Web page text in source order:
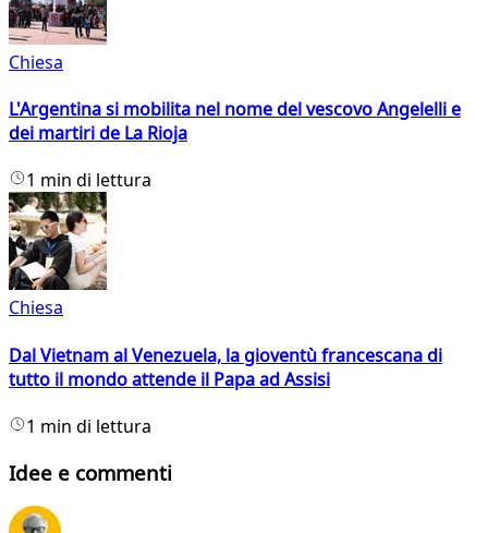
Chiesa
L'Argentina si mobilita nel nome del vescovo Angelelli e
dei martiri de La Rioja
1 min di lettura
Chiesa
Dal Vietnam al Venezuela, la gioventù francescana di
tutto il mondo attende il Papa ad Assisi
1 min di lettura
Idee e commenti